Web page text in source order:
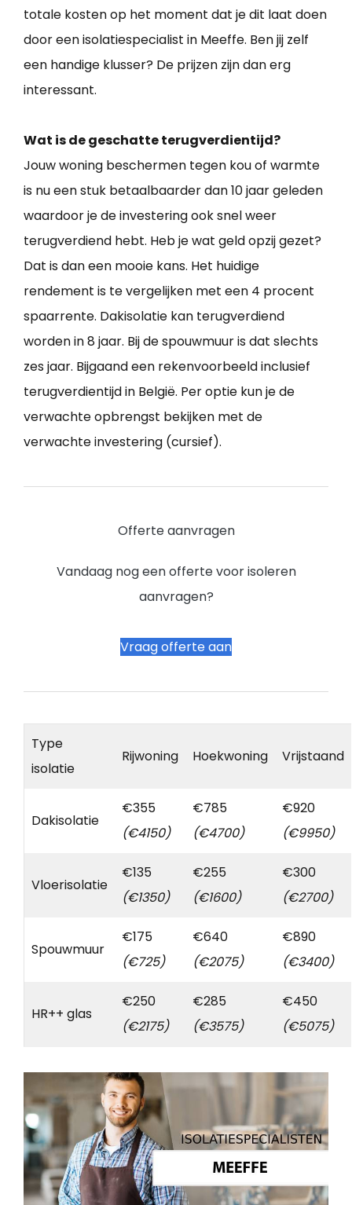
totale kosten op het moment dat je dit laat doen
door een isolatiespecialist in Meeffe. Ben jij zelf
een handige klusser? De prijzen zijn dan erg
interessant.
Wat is de geschatte terugverdientijd?
Jouw woning beschermen tegen kou of warmte
is nu een stuk betaalbaarder dan 10 jaar geleden
waardoor je de investering ook snel weer
terugverdiend hebt. Heb je wat geld opzij gezet?
Dat is dan een mooie kans. Het huidige
rendement is te vergelijken met een 4 procent
spaarrente. Dakisolatie kan terugverdiend
worden in 8 jaar. Bij de spouwmuur is dat slechts
zes jaar. Bijgaand een rekenvoorbeeld inclusief
terugverdientijd in België. Per optie kun je de
verwachte opbrengst bekijken met de
verwachte investering (cursief).
Offerte aanvragen
Vandaag nog een offerte voor isoleren
aanvragen?
Vraag offerte aan
Type
isolatie
Rijwoning Hoekwoning Vrijstaand
Dakisolatie
€355
(€4150)
€785
(€4700)
€920
(€9950)
Vloerisolatie
€135
(€1350)
€255
(€1600)
€300
(€2700)
Spouwmuur
€175
(€725)
€640
(€2075)
€890
(€3400)
HR++ glas
€250
(€2175)
€285
(€3575)
€450
(€5075)